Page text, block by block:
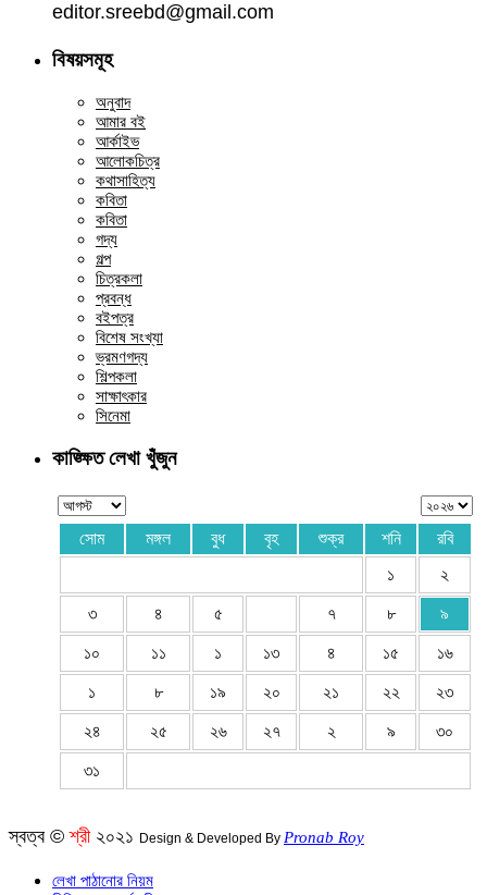
editor.sreebd@gmail.com
বিষয়সমূহ
অনুবাদ
আমার বই
আর্কাইভ
আলোকচিত্র
কথাসাহিত্য
কবিতা
কবিতা
গদ্য
গল্প
চিত্রকলা
প্রবন্ধ
বইপত্র
বিশেষ সংখ্যা
ভ্রমণগদ্য
শিল্পকলা
সাক্ষাৎকার
সিনেমা
কাঙ্ক্ষিত লেখা খুঁজুন
সোম মঙ্গল বুধ বৃহ শুক্র শনি
রবি
১
২
৩ ৪ ৫ ৭ ৮ ৯
১০ ১১ ১ ১৩ ৪ ১৫ ১৬
১ ৮ ১৯ ২০ ২১ ২২ ২৩
২৪ ২৫ ২৬ ২৭ ২ ৯ ৩০
৩১
স্বত্ব ©শ্রী ২০২১ Design & Developed By Pronab Roy
লেখা পাঠানোর নিয়ম